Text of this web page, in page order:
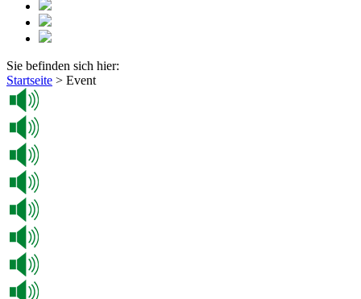
Sie befinden sich hier:
Startseite > Event